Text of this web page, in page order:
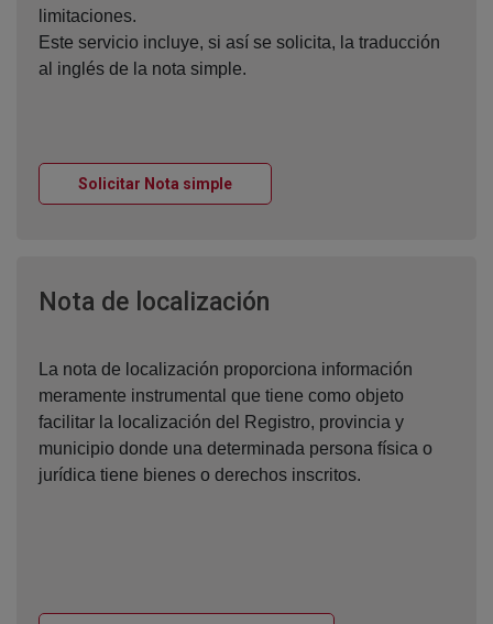
limitaciones.
Este servicio incluye, si así se solicita, la traducción
al inglés de la nota simple.
Solicitar Nota simpleVentana nueva
Nota de localización
La nota de localización proporciona información
meramente instrumental que tiene como objeto
facilitar la localización del Registro, provincia y
municipio donde una determinada persona física o
jurídica tiene bienes o derechos inscritos.